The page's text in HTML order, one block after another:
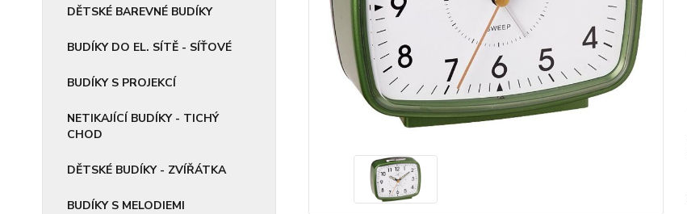
DĚTSKÉ BAREVNÉ BUDÍKY
BUDÍKY DO EL. SÍTĚ - SÍŤOVÉ
BUDÍKY S PROJEKCÍ
NETIKAJÍCÍ BUDÍKY - TICHÝ
CHOD
DĚTSKÉ BUDÍKY - ZVÍŘÁTKA
BUDÍKY S MELODIEMI